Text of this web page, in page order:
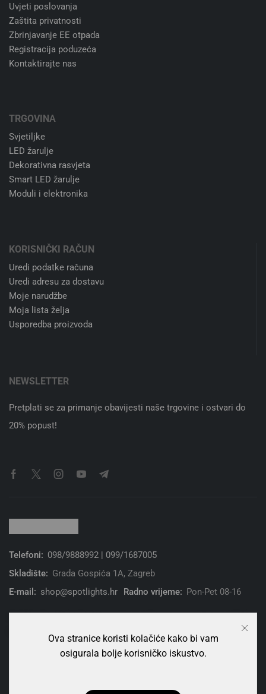
Ova stranice koristi kolačiće kako bi vam
osigurala bolje korisničko iskustvo.
Uvjeti poslovanja
Zaštita privatnosti
Zbrinjavanje EE otpada
Registracija poduzeća
Kontaktirajte nas
TRGOVINA
Svjetiljke
LED žarulje
Dekorativna rasvjeta
Smart LED žarulje
Moduli i elektronika
KORISNIČKI RAČUN
Uredi podatke računa
Uredi adresu za dostavu
Moje narudžbe
Moja lista želja
Usporedba proizvoda
NEWSLETTER
Pretplati se za primanje obavijesti naše trgovine i ostvari do
20% popust!
Telefoni: 098/9888992 | 099/1687005
Skladište: Grada Gospića 1A, Zagreb
E-mail: shop@spotlights.hr Radno vrijeme: Pon-Pet 08-16
trgovinu pokreće hrvatska tvrtka za web hosting